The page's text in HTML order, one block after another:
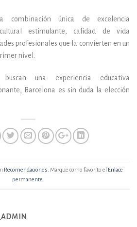
combinación única de excelencia
estimulante, calidad de vida
profesionales que la convierten en un
nivel.
una experiencia educativa
Barcelona es sin duda la elección
Recomendaciones. Marque como favorito el
Enlace
permanente.